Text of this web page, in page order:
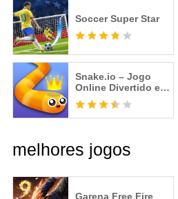
Soccer Super Star
Snake.io – Jogo
Online Divertido e
Viciante
melhores jogos
Garena Free Fire